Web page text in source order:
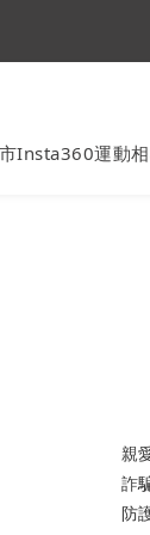
Insta360運動
親
詐
防